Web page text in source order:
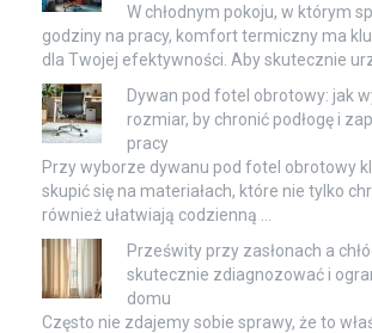
W chłodnym pokoju, w którym
godziny na pracy, komfort termiczny ma
dla Twojej efektywności. Aby skutecznie
Dywan pod fotel obrotowy: jak
rozmiar, by chronić podłogę i
pracy
Przy wyborze dywanu pod fotel obrotowy
skupić się na materiałach, które nie tylko
również ułatwiają codzienną …
Prześwity przy zasłonach a
skutecznie zdiagnozować i
domu
Często nie zdajemy sobie sprawy, że to